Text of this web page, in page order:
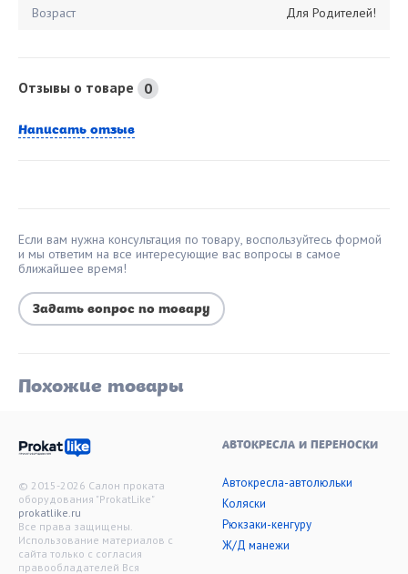
Возраст Для Родителей!
Отзывы о товаре 0
Написать отзыв
Если вам нужна консультация по товару, воспользуйтесь формой
и мы ответим на все интересующие вас вопросы в самое
ближайшее время!
Задать вопрос по товару
Похожие товары
© 2015-2026 Салон проката
оборудования "ProkatLike"
prokatlike.ru
Все права защищены.
Использование материалов с
сайта только с согласия
правообладателей Вся
АВТОКРЕСЛА И ПЕРЕНОСКИ
Автокресла-автолюльки
Коляски
Рюкзаки-кенгуру
Ж/Д манежи